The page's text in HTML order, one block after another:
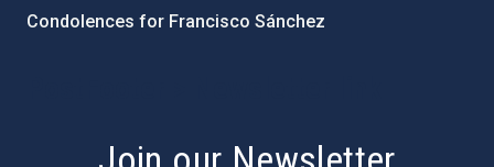
Condolences for Francisco Sánchez